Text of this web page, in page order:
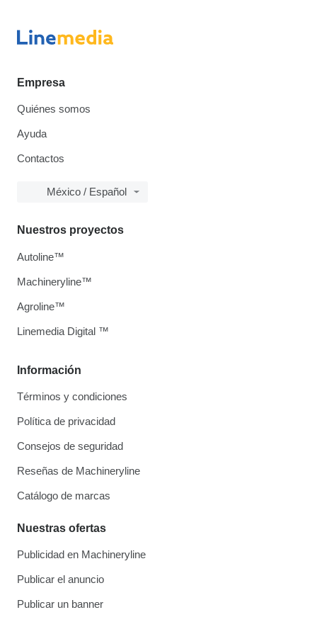
Empresa
Quiénes somos
Ayuda
Contactos
México / Español
Información
Términos y condiciones
Política de privacidad
Consejos de seguridad
Reseñas de Machineryline
Catálogo de marcas
Nuestras ofertas
Publicidad en Machineryline
Publicar el anuncio
Publicar un banner
Nuestros proyectos
Autoline™
Machineryline™
Agroline™
Linemedia Digital ™